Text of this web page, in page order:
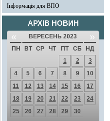
Інформація для ВПО
АРХІВ НОВИН
« ВЕРЕСЕНЬ 2023 »
ПН ВТ СР ЧТ ПТ СБ
НД
1
2
3
4
5 6 7 8 9
10
11
12 13 14 15 16
17
18
19 20 21 22 23
24
25
26 27 28 29 30